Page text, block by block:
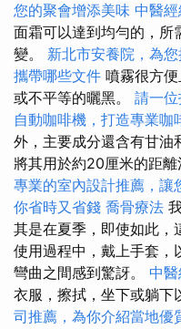
您的聚會增添美味 中醫
面霜可以達到均勻的，所
變。 新北市安養院，為
攜帶哪些文件 噴霧很方
或不平等的曬黑。 請一
自動咖啡機，打造專業咖
外，主要成分還含有甘油
將其用於約20厘米的距離
專業的室內設計推薦，讓
你省時又省錢 喬骨療法
其是在夏季，即使如此，
使用過程中，戴上手套，
彎曲之間感到驚訝。 中
衣服，擦拭，坐下或躺下
司推薦，為你介紹當地優